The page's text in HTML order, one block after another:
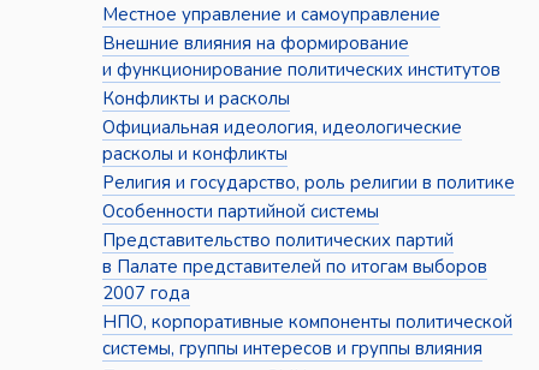
Местное управление и самоуправление
Внешние влияния на формирование
и функционирование политических институтов
Конфликты и расколы
Официальная идеология, идеологические
расколы и конфликты
Религия и государство, роль религии в политике
Особенности партийной системы
Представительство политических партий
в Палате представителей по итогам выборов
2007 года
НПО, корпоративные компоненты политической
системы, группы интересов и группы влияния